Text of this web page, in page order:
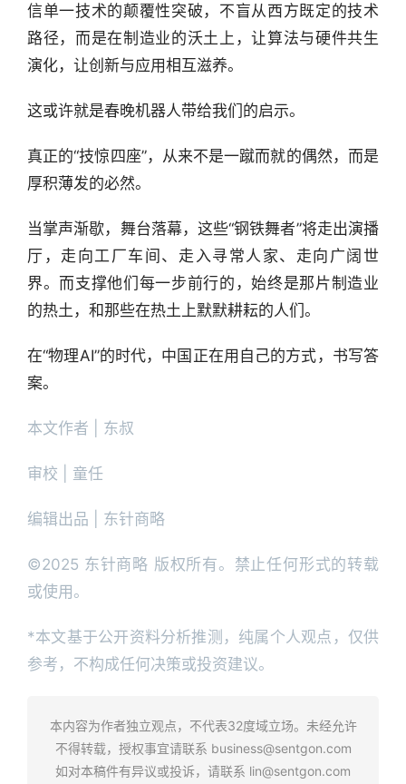
信单一技术的颠覆性突破，不盲从西方既定的技术
路径，而是在制造业的沃土上，让算法与硬件共生
演化，让创新与应用相互滋养。
这或许就是春晚机器人带给我们的启示。
真正的“技惊四座”，从来不是一蹴而就的偶然，而是
厚积薄发的必然。
当掌声渐歇，舞台落幕，这些“钢铁舞者”将走出演播
厅，走向工厂车间、走入寻常人家、走向广阔世
界。而支撑他们每一步前行的，始终是那片制造业
的热土，和那些在热土上默默耕耘的人们。
在“物理AI”的时代，中国正在用自己的方式，书写答
案。
本文作者 | 东叔
审校 | 童任
编辑出品 | 东针商略
©2025 东针商略 版权所有。禁止任何形式的转载
或使用。
*本文基于公开资料分析推测，纯属个人观点，仅供
参考，不构成任何决策或投资建议。
本内容为作者独立观点，不代表32度域立场。未经允许
不得转载，授权事宜请联系 business@sentgon.com
如对本稿件有异议或投诉，请联系 lin@sentgon.com